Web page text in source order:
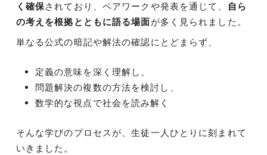
く確保されており、ペアワークや発表を通じて、
自ら
の考えを根拠とともに語る場面が多く見られました。
単なる公式の暗記や解法の確認にとどまらず、
定義の意味を深く理解し、
問題解決の複数の方法を検討し、
数学的な視点で社会を読み解く
そんな学びのプロセスが、生徒一人ひとりに刻まれて
いきました。